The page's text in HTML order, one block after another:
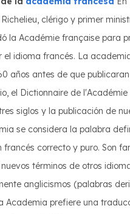
clérigo y primer
la Académie française para
el idioma francés. La
años antes de que
el Dictionnaire de
siglos y la publicación de
se considera la palabra
francés correcto y puro. Son
términos de otros
anglicismos (palabras
Academia prefiere una